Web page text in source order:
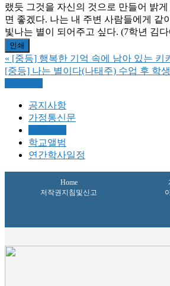
랬듯 그것을 자신의 것으로 만들어 밝
면 좋겠다. 나는 내 주변 사람들에게 같
빛나는 별이 되어주고 싶다. (7학년 김
인쇄
« [중등] 행복한 기억 속에 남아 있는 키
[중등] 나는 별이다(나태주) 수업 후 학
공지사항
가정통신문
학교앨범
연간학사일정
Home
저작권지침및신고